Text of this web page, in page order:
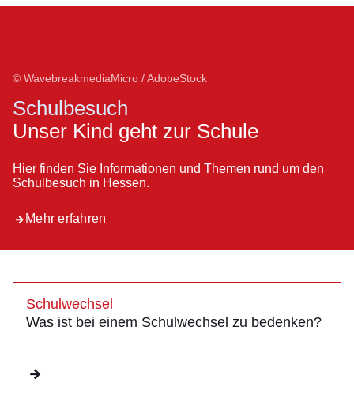
© WavebreakmediaMicro / AdobeStock
Schulbesuch
Unser Kind geht zur Schule
Hier finden Sie Informationen und Themen rund um den
Schulbesuch in Hessen.
Mehr erfahren
Schulwechsel
Was ist bei einem Schulwechsel zu bedenken?